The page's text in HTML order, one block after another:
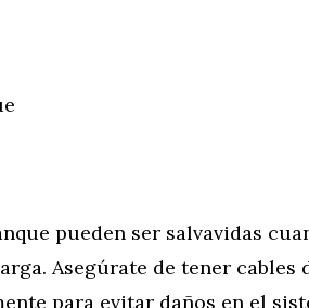
pueden ser salvavidas
Asegúrate de tener cables
para evitar daños en el